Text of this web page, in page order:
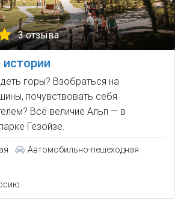
3 отзыва
горы? Взобраться на
почувствовать себя
Всё величие Альп — в
Гезойзе.
Автомобильно-пешеходная